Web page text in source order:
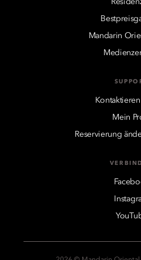
Mandarin
Mein
Reservierung